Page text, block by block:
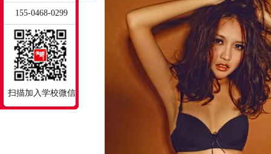
155-0468-0299
扫描加入学校微信